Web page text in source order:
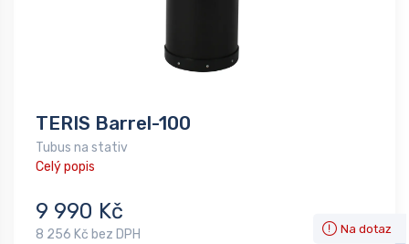
TERIS Barrel-100
Tubus na stativ
Celý popis
9 990 Kč
8 256 Kč bez DPH Na dotaz